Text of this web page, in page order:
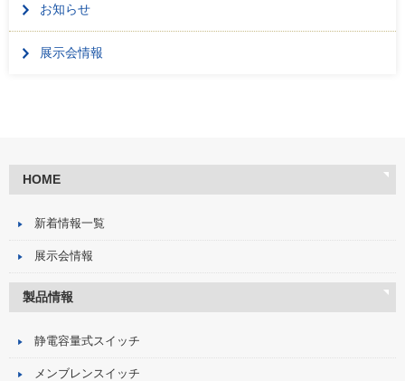
お知らせ
展示会情報
HOME
新着情報一覧
展示会情報
製品情報
静電容量式スイッチ
メンブレンスイッチ